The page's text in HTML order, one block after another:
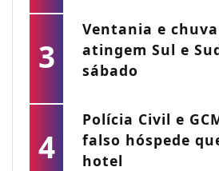
3
Ventania e
atingem Sul e
sábado
4
Polícia Civil e
falso hóspede
hotel